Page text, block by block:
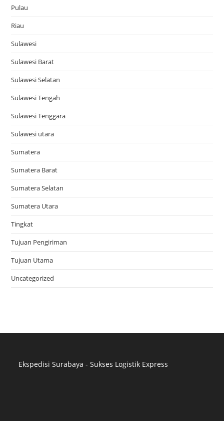
Pulau
Riau
Sulawesi
Sulawesi Barat
Sulawesi Selatan
Sulawesi Tengah
Sulawesi Tenggara
Sulawesi utara
Sumatera
Sumatera Barat
Sumatera Selatan
Sumatera Utara
Tingkat
Tujuan Pengiriman
Tujuan Utama
Uncategorized
Ekspedisi Surabaya - Sukses Logistik Express